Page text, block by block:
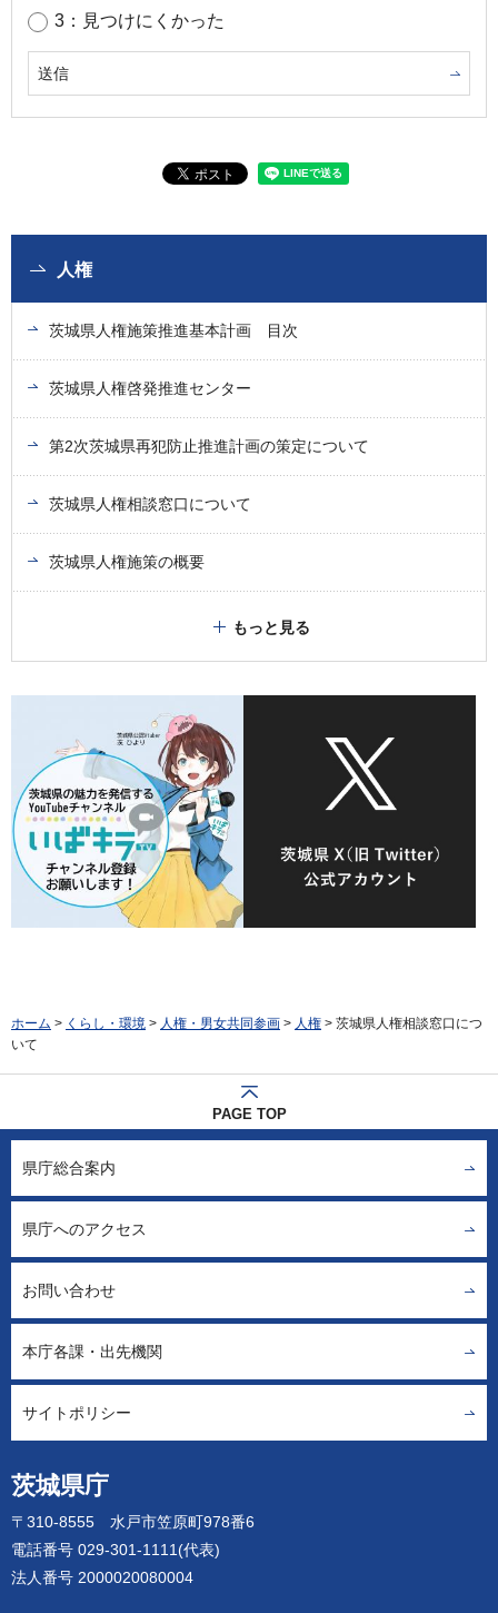
3：見つけにくかった
人権
茨城県人権施策推進基本計画 目次
茨城県人権啓発推進センター
第2次茨城県再犯防止推進計画の策定について
茨城県人権相談窓口について
茨城県人権施策の概要
もっと見る
ホーム > くらし・環境 > 人権・男女共同参画 > 人権 > 茨城県人権相談窓口につ
いて
PAGE TOP
茨城県庁
〒310-8555 水戸市笠原町978番6
電話番号 029-301-1111(代表)
法人番号 2000020080004
県庁総合案内
県庁へのアクセス
お問い合わせ
本庁各課・出先機関
サイトポリシー